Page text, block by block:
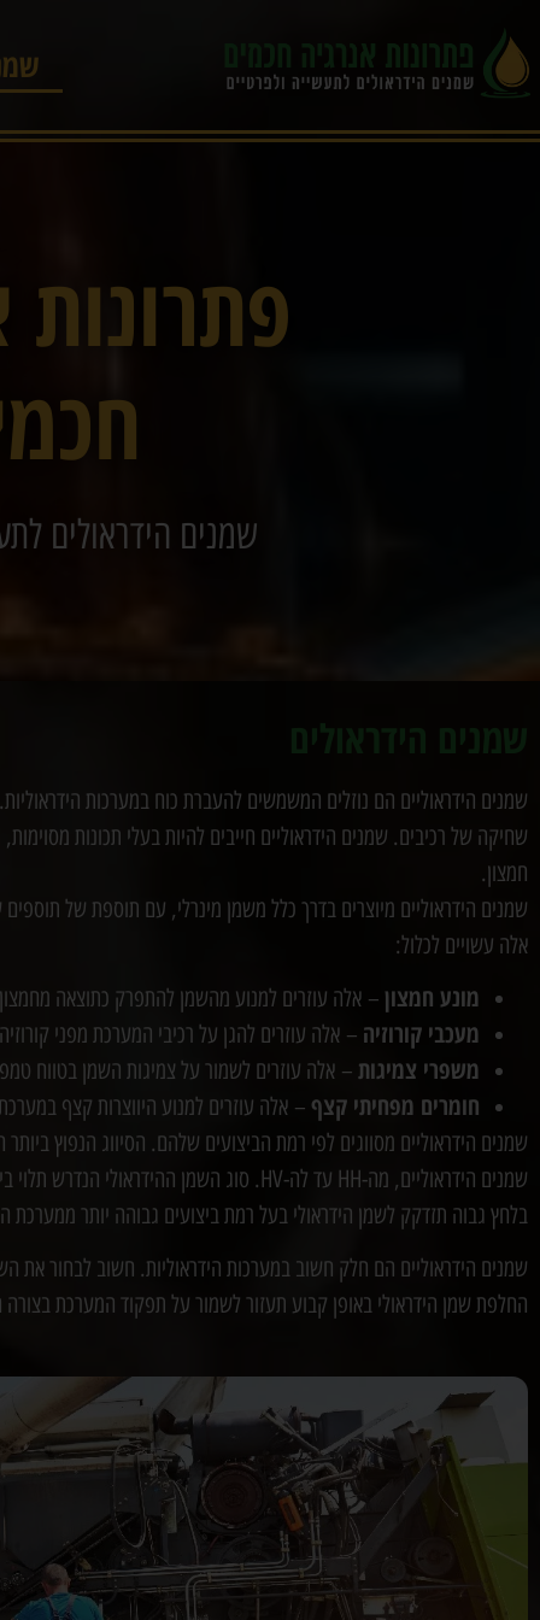
שמנים הידראולים
שמנים הידראולים
שמנים הידראוליים הם נוזלים המשמשים להעברת כוח במערכות
שחיקה של רכיבים. שמנים הידראוליים חייבים להיות בעלי תכונות
חמצון.
שמנים הידראוליים מיוצרים בדרך כלל משמן מינרלי, עם תוספת של
אלה עשויים לכלול:
מונע חמצון – אלה עוזרים למנוע מהשמן להתפרק כתוצאה
מעכבי קורוזיה – אלה עוזרים להגן על רכיבי המערכת מפני
משפרי צמיגות – אלה עוזרים לשמור על צמיגות השמן בטווח
חומרים מפחיתי קצף – אלה עוזרים למנוע היווצרות קצף
שמנים הידראוליים, מה-HH עד לה-HV. סוג השמן ההידראולי הנדרש תלוי ביישום.
בלחץ גבוה תזדקק לשמן הידראולי בעל רמת ביצועים גבוהה יותר ממערכת
שמנים הידראוליים הם חלק חשוב במערכות הידראוליות. חשוב לבחור את
החלפת שמן הידראולי באופן קבוע תעזור לשמור על תפקוד המערכת